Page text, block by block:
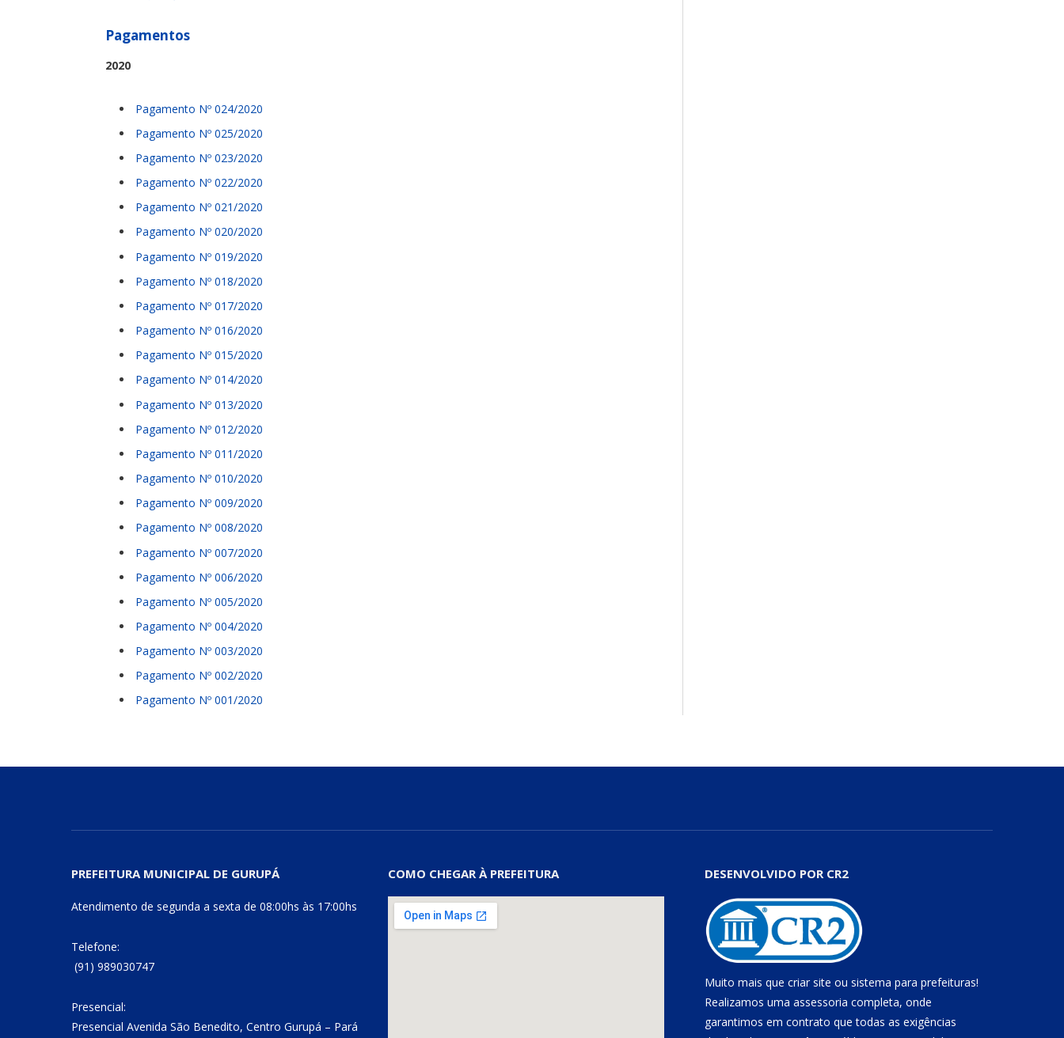
Pagamentos
2020
Pagamento Nº 024/2020
Pagamento Nº 025/2020
Pagamento Nº 023/2020
Pagamento Nº 022/2020
Pagamento Nº 021/2020
Pagamento Nº 020/2020
Pagamento Nº 019/2020
Pagamento Nº 018/2020
Pagamento Nº 017/2020
Pagamento Nº 016/2020
Pagamento Nº 015/2020
Pagamento Nº 014/2020
Pagamento Nº 013/2020
Pagamento Nº 012/2020
Pagamento Nº 011/2020
Pagamento Nº 010/2020
Pagamento Nº 009/2020
Pagamento Nº 008/2020
Pagamento Nº 007/2020
Pagamento Nº 006/2020
Pagamento Nº 005/2020
Pagamento Nº 004/2020
Pagamento Nº 003/2020
Pagamento Nº 002/2020
Pagamento Nº 001/2020
PREFEITURA MUNICIPAL DE GURUPÁ
Atendimento de segunda a sexta de 08:00hs às 17:00hs
Telefone:
(91) 989030747
Presencial:
Presencial Avenida São Benedito, Centro Gurupá – Pará
COMO CHEGAR À PREFEITURA DESENVOLVIDO POR CR2
Muito mais que criar site ou sistema para prefeituras!
Realizamos uma assessoria completa, onde
garantimos em contrato que todas as exigências